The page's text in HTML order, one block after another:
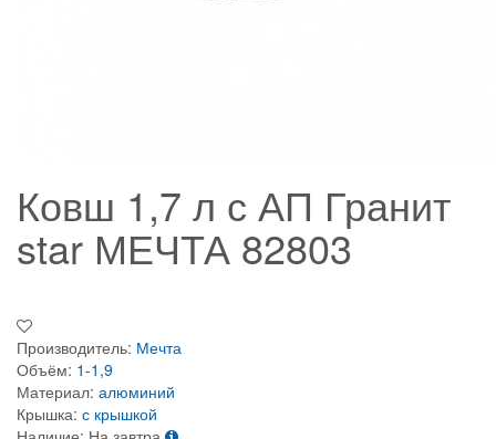
Ковш 1,7 л с АП Гранит
star МЕЧТА 82803
Производитель: Мечта
Объём: 1-1,9
Материал: алюминий
Крышка: с крышкой